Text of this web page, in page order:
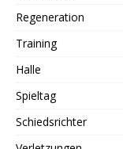
Regeneration
Training
Halle
Spieltag
Schiedsrichter